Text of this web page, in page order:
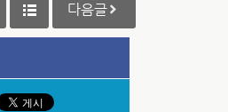
다음글